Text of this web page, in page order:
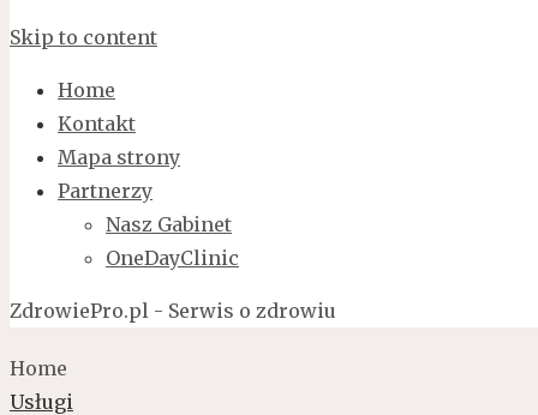
Skip to content
Home
Kontakt
Mapa strony
Partnerzy
Nasz Gabinet
OneDayClinic
ZdrowiePro.pl - Serwis o zdrowiu
Home
Usługi